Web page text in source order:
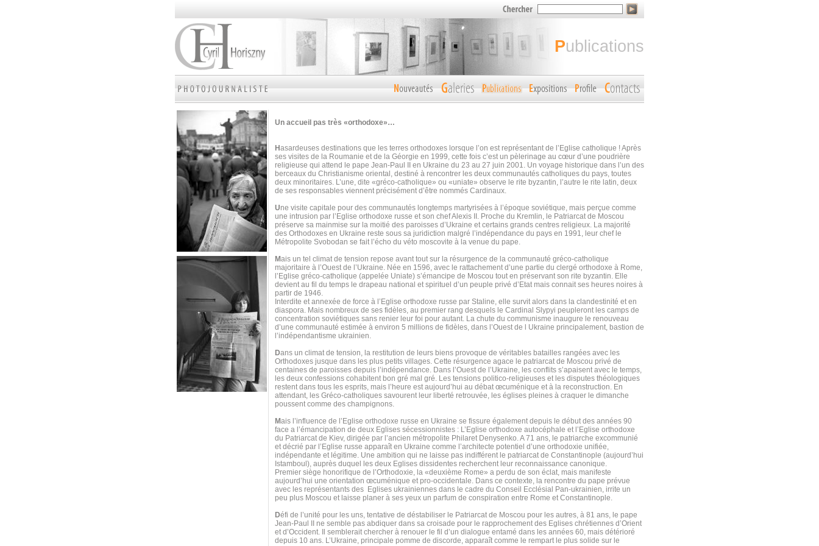
publications
Un accueil pas très «orthodoxe»…
H asardeuses destinations que les terres orthodoxes lorsque l’on est représentant de l’Eglise catholique ! Après
ses visites de la Roumanie et de la Géorgie en 1999, cette fois c’est un pèlerinage au cœur d’une poudrière
religieuse qui attend le pape Jean-Paul II en Ukraine du 23 au 27 juin 2001. Un voyage historique dans l’un des
berceaux du Christianisme oriental, destiné à rencontrer les deux communautés catholiques du pays, toutes
deux minoritaires. L’une, dite «gréco-catholique» ou «uniate» observe le rite byzantin, l’autre le rite latin, deux
de ses responsables viennent précisément d’être nommés Cardinaux.
Une visite capitale pour des communautés longtemps martyrisées à l’époque soviétique, mais perçue comme
une intrusion par l’Eglise orthodoxe russe et son chef Alexis II. Proche du Kremlin, le Patriarcat de Moscou
préserve sa mainmise sur la moitié des paroisses d’Ukraine et certains grands centres religieux. La majorité
des Orthodoxes en Ukraine reste sous sa juridiction malgré l’indépendance du pays en 1991, leur chef le
Métropolite Svobodan se fait l’écho du véto moscovite à la venue du pape.
Mais un tel climat de tension repose avant tout sur la résurgence de la communauté gréco-catholique
majoritaire à l’Ouest de l’Ukraine. Née en 1596, avec le rattachement d’une partie du clergé orthodoxe à Rome,
l’Eglise gréco-catholique (appelée Uniate) s’émancipe de Moscou tout en préservant son rite byzantin. Elle
devient au fil du temps le drapeau national et spirituel d’un peuple privé d’Etat mais connait ses heures noires à
partir de 1946.
Interdite et annexée de force à l’Eglise orthodoxe russe par Staline, elle survit alors dans la clandestinité et en
diaspora. Mais nombreux de ses fidèles, au premier rang desquels le Cardinal Slypyi peupleront les camps de
concentration soviétiques sans renier leur foi pour autant. La chute du communisme inaugure le renouveau
d’une communauté estimée à environ 5 millions de fidèles, dans l’Ouest de l Ukraine principalement, bastion de
l’indépendantisme ukrainien.
Dans un climat de tension, la restitution de leurs biens provoque de véritables batailles rangées avec les
Orthodoxes jusque dans les plus petits villages. Cette résurgence agace le patriarcat de Moscou privé de
centaines de paroisses depuis l’indépendance. Dans l’Ouest de l’Ukraine, les conflits s’apaisent avec le temps,
les deux confessions cohabitent bon gré mal gré. Les tensions politico-religieuses et les disputes théologiques
restent dans tous les esprits, mais l’heure est aujourd’hui au débat œcuménique et à la reconstruction. En
attendant, les Gréco-catholiques savourent leur liberté retrouvée, les églises pleines à craquer le dimanche
poussent comme des champignons.
Mais l’influence de l’Eglise orthodoxe russe en Ukraine se fissure également depuis le début des années 90
face a l’émancipation de deux Eglises sécessionnistes : L’Eglise orthodoxe autocéphale et l’Eglise orthodoxe
du Patriarcat de Kiev, dirigée par l’ancien métropolite Philaret Denysenko. A 71 ans, le patriarche excommunié
et décrié par l’Eglise russe apparaît en Ukraine comme l’architecte potentiel d’une orthodoxie unifiée,
indépendante et légitime. Une ambition qui ne laisse pas indifférent le patriarcat de Constantinople (aujourd’hui
Istamboul), auprès duquel les deux Eglises dissidentes recherchent leur reconnaissance canonique.
Premier siège honorifique de l’Orthodoxie, la «deuxième Rome» a perdu de son éclat, mais manifeste
aujourd’hui une orientation œcuménique et pro-occidentale. Dans ce contexte, la rencontre du pape prévue
avec les représentants des Eglises ukrainiennes dans le cadre du Conseil Ecclésial Pan-ukrainien, irrite un
peu plus Moscou et laisse planer à ses yeux un parfum de conspiration entre Rome et Constantinople.
Défi de l’unité pour les uns, tentative de déstabiliser le Patriarcat de Moscou pour les autres, à 81 ans, le pape
Jean-Paul II ne semble pas abdiquer dans sa croisade pour le rapprochement des Eglises chrétiennes d’Orient
et d’Occident. Il semblerait chercher à renouer le fil d’un dialogue entamé dans les années 60, mais détérioré
depuis 10 ans. L’Ukraine, principale pomme de discorde, apparaît comme le rempart le plus solide sur le